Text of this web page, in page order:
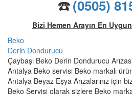
☎️(0505)
Bizi Hemen Arayın En
Beko
Derin Dondurucu
Çaybaşı Beko Derin Dondurucu
Antalya Beko servisi Beko markalı
Antalya Beyaz Eşya Arızalarınız için
Beko Servisi olarak sizlere Beko